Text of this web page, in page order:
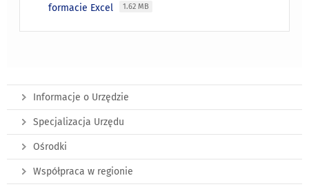
formacie Excel 1.62 MB
Informacje o Urzędzie
Specjalizacja Urzędu
Ośrodki
Współpraca w regionie